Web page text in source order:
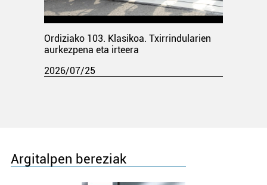
Ordiziako 103. Klasikoa. Txirrindularien
aurkezpena eta irteera
2026/07/25
Argitalpen bereziak